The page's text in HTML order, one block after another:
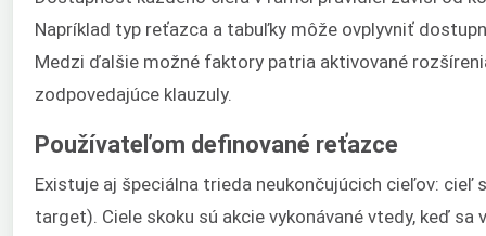
Napríklad typ reťazca a tabuľky môže ovplyvniť
Medzi ďalšie možné faktory patria aktivované
zodpovedajúce klauzuly.
Používateľom definované reťazce
Existuje aj špeciálna trieda neukončujúcich cieľov: cieľ
target). Ciele skoku sú akcie vykonávané vtedy, keď sa